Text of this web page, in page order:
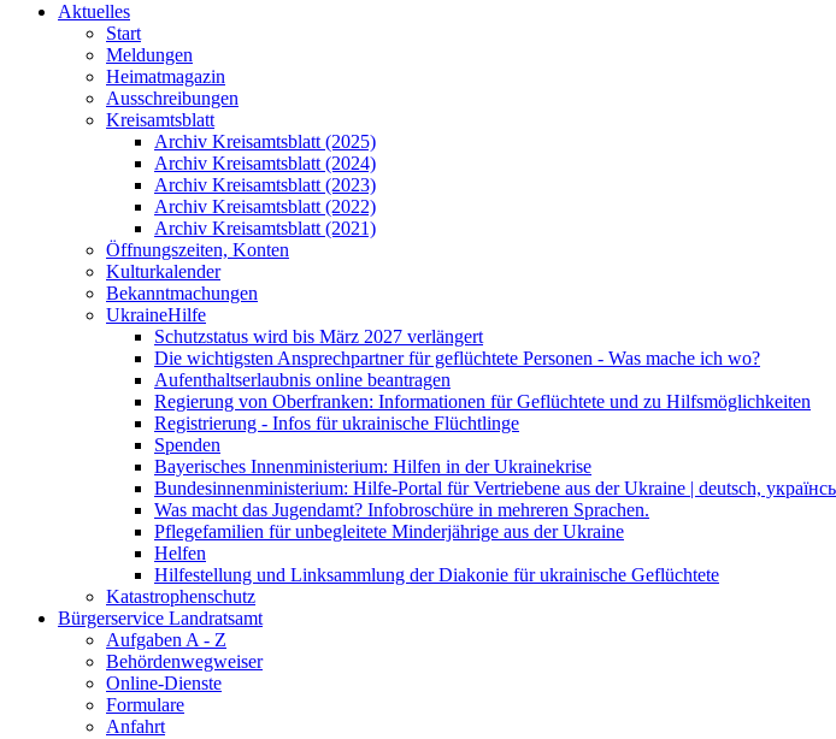
Aktuelles
Start
Meldungen
Heimatmagazin
Ausschreibungen
Kreisamtsblatt
Archiv Kreisamtsblatt (2025)
Archiv Kreisamtsblatt (2024)
Archiv Kreisamtsblatt (2023)
Archiv Kreisamtsblatt (2022)
Archiv Kreisamtsblatt (2021)
Öffnungszeiten, Konten
Kulturkalender
Bekanntmachungen
UkraineHilfe
Schutzstatus wird bis März 2027 verlängert
Die wichtigsten Ansprechpartner für geflüchtete Personen - Was mache ich wo?
Aufenthaltserlaubnis online beantragen
Regierung von Oberfranken: Informationen für Geflüchtete und zu Hilfsmöglichkeiten
Registrierung - Infos für ukrainische Flüchtlinge
Spenden
Bayerisches Innenministerium: Hilfen in der Ukrainekrise
Bundesinnenministerium: Hilfe-Portal für Vertriebene aus der Ukraine | deutsch,
Was macht das Jugendamt? Infobroschüre in mehreren Sprachen.
Pflegefamilien für unbegleitete Minderjährige aus der Ukraine
Helfen
Hilfestellung und Linksammlung der Diakonie für ukrainische Geflüchtete
Katastrophenschutz
Bürgerservice Landratsamt
Aufgaben A - Z
Behördenwegweiser
Online-Dienste
Formulare
Anfahrt